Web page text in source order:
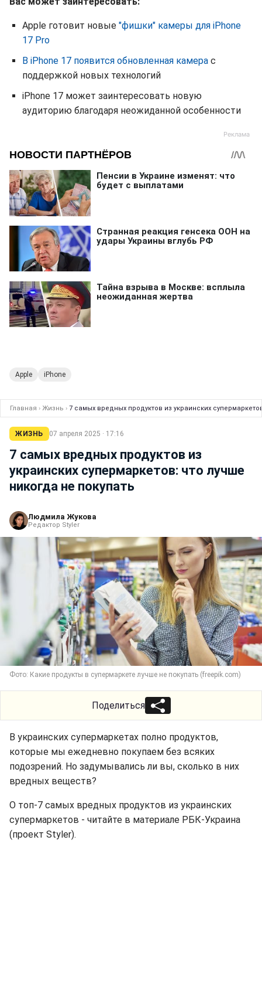
Apple готовит новые "фишки" камеры для iPhone
17 Pro
В iPhone 17 появится обновленная камера с
поддержкой новых технологий
iPhone 17 может заинтересовать новую
аудиторию благодаря неожиданной особенности
Apple iPhone
Главная › Жизнь › 7 самых вредных продуктов из украинских
ЖИЗНЬ 07 апреля 2025 · 17:16
7 самых вредных продуктов из
украинских супермаркетов: что лучше
никогда не покупать
Людмила Жукова
Редактор Styler
Фото: Какие продукты в супермаркете лучше не покупать (freepik.com)
Поделиться
В украинских супермаркетах полно продуктов,
которые мы ежедневно покупаем без всяких
подозрений. Но задумывались ли вы, сколько в них
вредных веществ?
О топ-7 самых вредных продуктов из украинских
супермаркетов - читайте в материале РБК-Украина
(проект Styler).